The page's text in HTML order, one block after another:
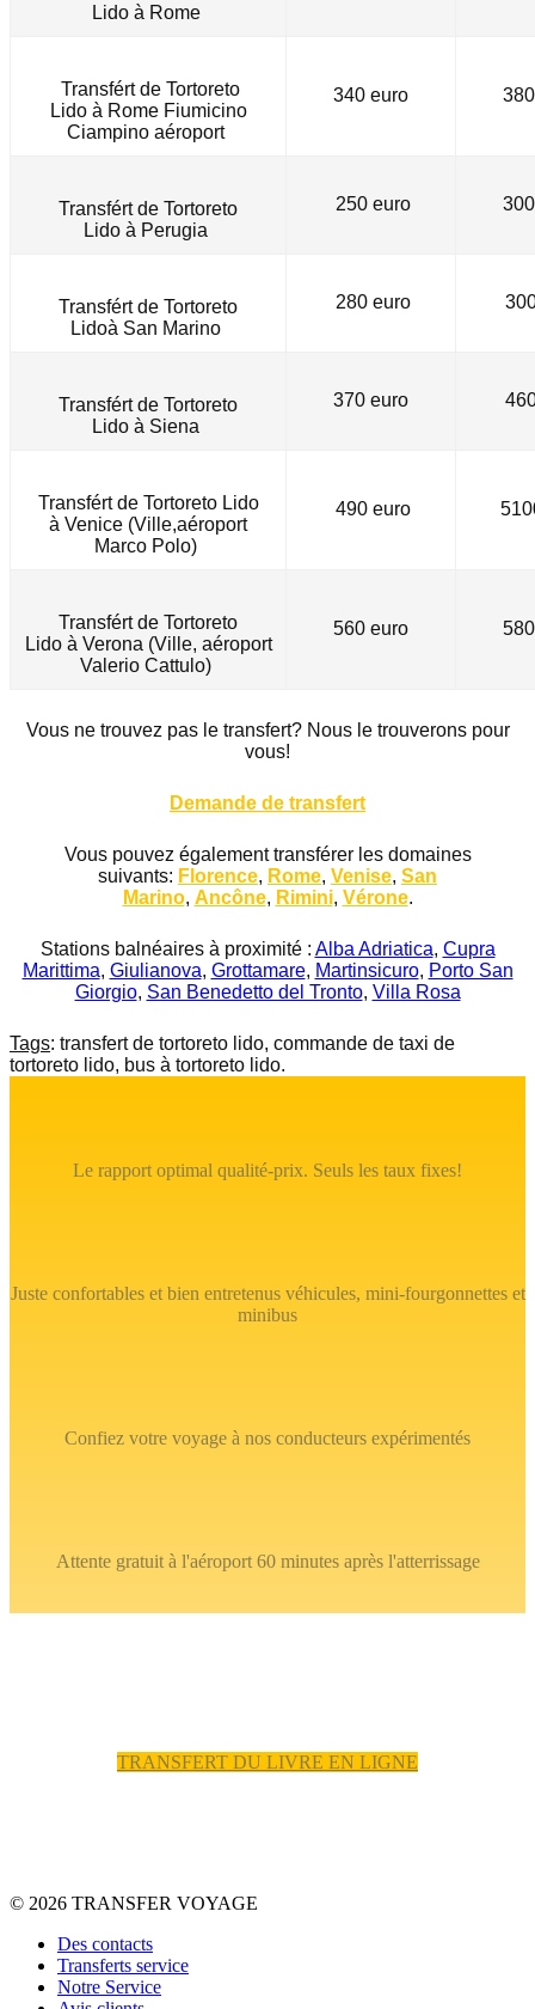
Lido àRome
Transfért de Tortoreto
Lido à Rome Fiumicino
Ciampino aéroport
340 euro
Transfért de Tortoreto
Lido à Perugia
250 euro
Transfért de Tortoreto
Lidoà San Marino
280 euro
Transfért de Tortoreto
Lido à Siena
370 euro
Transfért de Tortoreto Lido
à Venice (Ville,aéroport
Marco Polo)
490 euro
Transfért de Tortoreto
Lido àVerona (Ville, aéroport
Valerio Cattulo)
560 euro
Vous ne trouvez pas le transfert? Nous le trouverons pour
vous!
Demande de transfert
Vous pouvez également transférer les domaines
suivants: Florence, Rome, Venise, San
Marino, Ancône, Rimini, Vérone.
Stations balnéaires à proximité : Alba Adriatica, Cupra
Marittima, Giulianova, Grottamare, Martinsicuro, Porto San
Giorgio, San Benedetto del Tronto, Villa Rosa
Tags: transfert de tortoreto lido, commande de taxi de
tortoreto lido, bus à tortoreto lido.
Le rapport optimal qualité-prix. Seuls les taux fixes!
Juste confortables et bien entretenus véhicules, mini-fourgonnettes et
minibus
Confiez votre voyage à nos conducteurs expérimentés
Attente gratuit à l'aéroport 60 minutes après l'atterrissage
TRANSFERT DU LIVRE EN LIGNE
© 2026 TRANSFER VOYAGE
Des contacts
Transferts service
Notre Service